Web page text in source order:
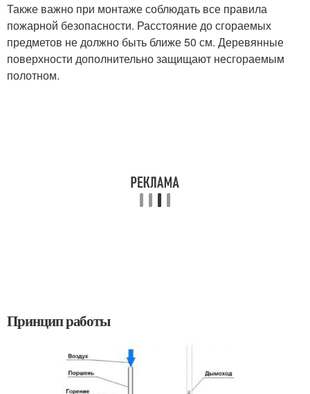
Также важно при монтаже соблюдать все правила
пожарной безопасности. Расстояние до сгораемых
предметов не должно быть ближе 50 см. Деревянные
поверхности дополнительно защищают несгораемым
полотном.
Принцип работы